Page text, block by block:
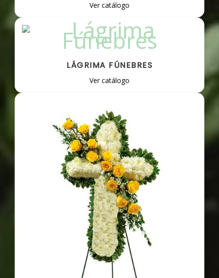
Ver catálogo
LÁGRIMA FÚNEBRES
Ver catálogo